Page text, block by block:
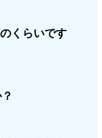
くらいです